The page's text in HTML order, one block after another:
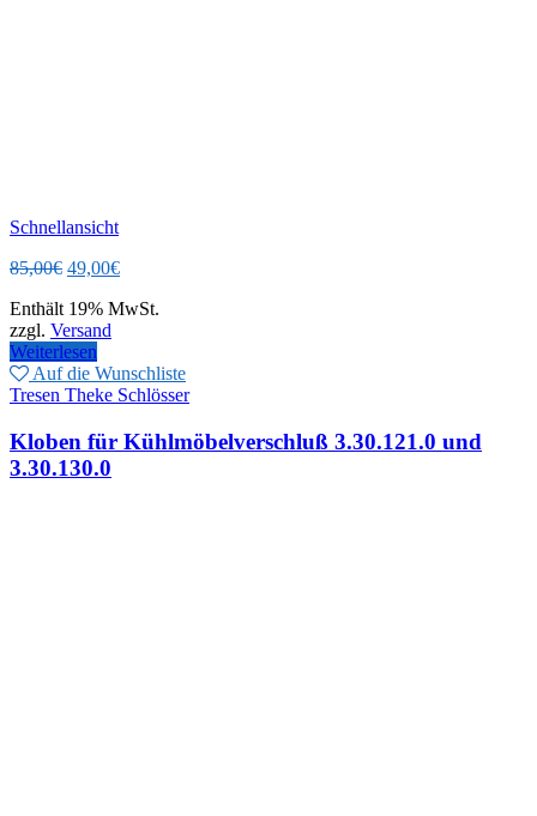
Schnellansicht
85,00€ Ursprünglicher
war:
85,00€
49,00€Aktueller
ist:
Enthält 19% MwSt.
zzgl. Versand
Weiterlesen
Auf die Wunschliste
Tresen Theke Schlösser
Kloben für Kühlmöbelverschluß 3.30.121.0 und
3.30.130.0